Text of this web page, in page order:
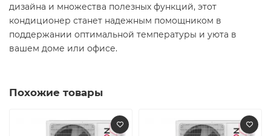
дизайна и множества полезных функций, этот
кондиционер станет надежным помощником в
поддержании оптимальной температуры и уюта в
вашем доме или офисе.
Похожие товары